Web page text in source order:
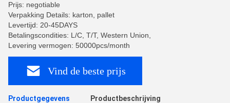
Prijs: negotiable
Verpakking Details: karton, pallet
Levertijd: 20-45DAYS
Betalingscondities: L/C, T/T, Western Union,
Levering vermogen: 50000pcs/month
Vind de beste prijs
Productgegevens Productbeschrijving